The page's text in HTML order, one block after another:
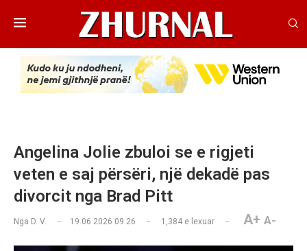
Angelina Jolie zbuloi se e rigjeti
veten e saj përsëri, një dekadë pas
divorcit nga Brad Pitt
Nga D. V. 19.06.2026 09:26 1,384 e lexuar A+ A-